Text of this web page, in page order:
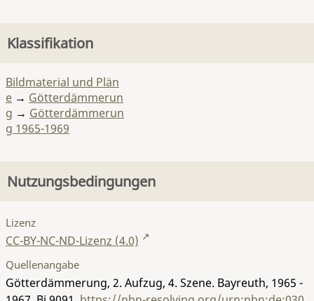
Klassifikation
Bildmaterial und Plän
e → Götterdämmerun
g → Götterdämmerun
g 1965-1969
Nutzungsbedingungen
Lizenz
CC-BY-NC-ND-Lizenz (4.0)
Quellenangabe
Götterdämmerung, 2. Aufzug, 4. Szene. Bayreuth, 1965 -